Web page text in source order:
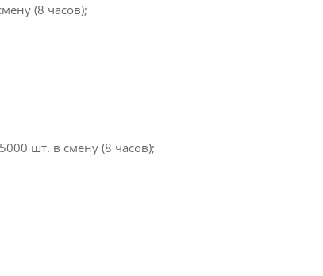
(8 часов);
шт. в смену (8 часов);